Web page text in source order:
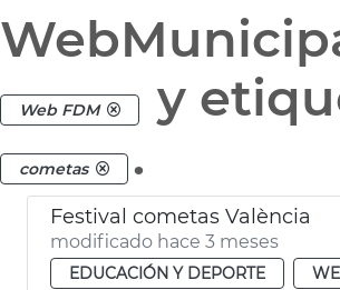
Web FDM y
cometas .
Festival cometas València
modificado hace 3 meses
EDUCACIÓN Y DEPORTE